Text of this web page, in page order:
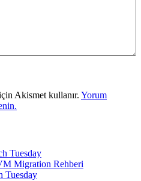
Akismet kullanır. Yorum
Tuesday
Migration Rehberi
Tuesday